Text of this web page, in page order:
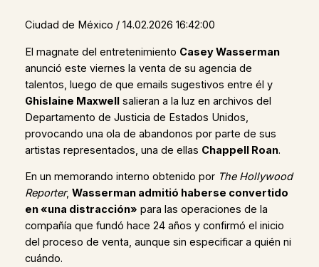
Ciudad de México / 14.02.2026 16:42:00
El magnate del entretenimiento Casey Wasserman
anunció este viernes la venta de su agencia de
talentos, luego de que emails sugestivos entre él y
Ghislaine Maxwellsalieran a la luz en archivos del
Departamento de Justicia de Estados Unidos,
provocando una ola de abandonos por parte de sus
artistas representados, una de ellas Chappell Roan.
En un memorando interno obtenido por The Hollywood
Reporter, Wasserman admitió haberse convertido
en «una distracción» para las operaciones de la
compañía que fundó hace 24 años y confirmó el inicio
del proceso de venta, aunque sin especificar a quién ni
cuándo.